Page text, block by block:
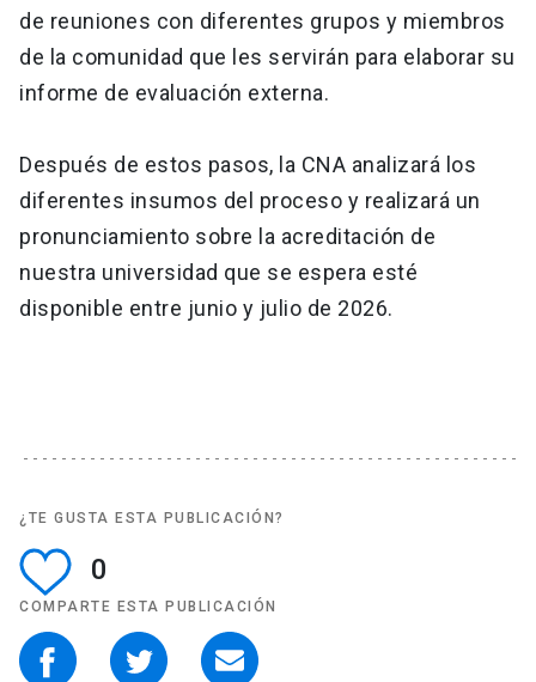
de reuniones con diferentes grupos y miembros
de la comunidad que les servirán para elaborar su
informe de evaluación externa.
Después de estos pasos, la CNA analizará los
diferentes insumos del proceso y realizará un
pronunciamiento sobre la acreditación de
nuestra universidad que se espera esté
disponible entre junio y julio de 2026.
¿TE GUSTA ESTA PUBLICACIÓN?
0
COMPARTE ESTA PUBLICACIÓN